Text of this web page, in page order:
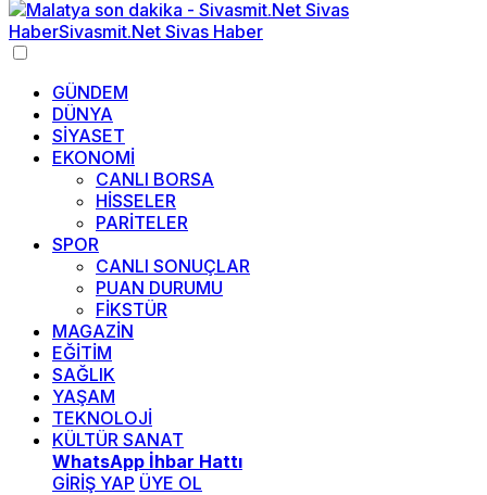
GÜNDEM
DÜNYA
SİYASET
EKONOMİ
CANLI BORSA
HİSSELER
PARİTELER
SPOR
CANLI SONUÇLAR
PUAN DURUMU
FİKSTÜR
MAGAZİN
EĞİTİM
SAĞLIK
YAŞAM
TEKNOLOJİ
KÜLTÜR SANAT
WhatsApp İhbar Hattı
GİRİŞ YAP ÜYE OL